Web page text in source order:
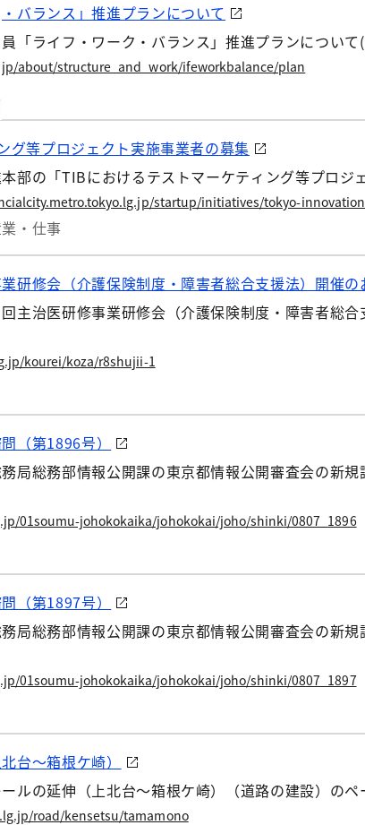
バランス」推進プランについて
「ライフ・ワーク・バランス」推進プランについて
about/structure_and_work/ifeworkbalance/plan
グ等プロジェクト実施事業者の募集
部の「TIBにおけるテストマーケティング等プロジ
startup/initiatives/tokyo-
・仕事
研修会（介護保険制度・障害者総合支援法）開催の
主治医研修事業研修会（介護保険制度・障害者総
kourei/koza/r8shujii-1
（第1896号）
局総務部情報公開課の東京都情報公開審査会の新
01soumu-johokokaika/johokokai/joho/shinki/0807_1896
（第1897号）
局総務部情報公開課の東京都情報公開審査会の新
01soumu-johokokaika/johokokai/joho/shinki/0807_1897
台～箱根ケ崎）
ルの延伸（上北台～箱根ケ崎）（道路の建設）のペ
road/kensetsu/tamamono